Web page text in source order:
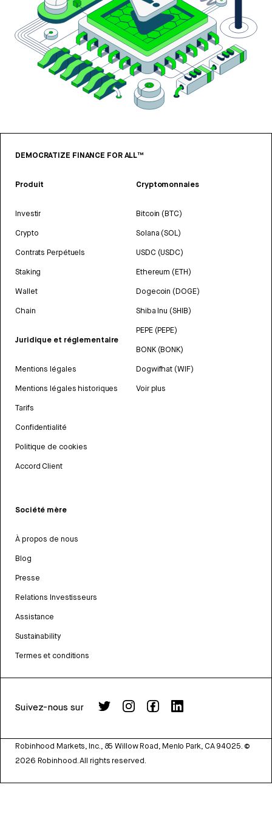
DEMOCRATIZE FINANCE FOR ALL™
Produit
Investir
Crypto
Contrats Perpétuels
Staking
Wallet
Chain
Juridique et réglementaire
Mentions légales
Mentions légales historiques
Tarifs
Confidentialité
Politique de cookies
Accord Client
Cryptomonnaies
Bitcoin (BTC)
Solana (SOL)
USDC (USDC)
Ethereum (ETH)
Dogecoin (DOGE)
Shiba Inu (SHIB)
PEPE (PEPE)
BONK (BONK)
Dogwifhat (WIF)
Voir plus
Société mère
À propos de nous
Blog
Presse
Relations Investisseurs
Assistance
Sustainability
Termes et conditions
Suivez-nous sur
Robinhood Markets, Inc., 85 Willow Road, Menlo Park, CA 94025. ©
2026 Robinhood. All rights reserved.